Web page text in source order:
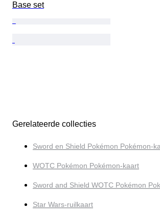
Base set
Gerelateerde collecties
Sword en Shield Pokémon Pokémon-
WOTC Pokémon Pokémon-kaart
Sword and Shield WOTC Pokémon
Star Wars-ruilkaart